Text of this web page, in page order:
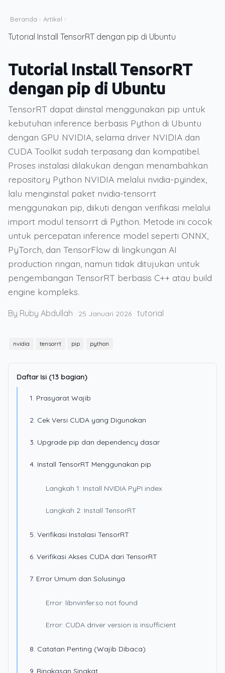
Beranda › Artikel ›
Tutorial Install TensorRT dengan pip di Ubuntu
Tutorial Install TensorRT
dengan pip di Ubuntu
TensorRT dapat diinstal menggunakan pip untuk
kebutuhan inference berbasis Python di Ubuntu
dengan GPU NVIDIA, selama driver NVIDIA dan
CUDA Toolkit sudah terpasang dan kompatibel.
Proses instalasi dilakukan dengan menambahkan
repository Python NVIDIA melalui nvidia-pyindex,
lalu menginstal paket nvidia-tensorrt
menggunakan pip, diikuti dengan verifikasi melalui
import modul tensorrt di Python. Metode ini cocok
untuk percepatan inference model seperti ONNX,
PyTorch, dan TensorFlow di lingkungan AI
production ringan, namun tidak ditujukan untuk
pengembangan TensorRT berbasis C++ atau build
engine kompleks.
By Ruby Abdullah · 25 Januari 2026 · tutorial
nvidia tensorrt pip python
Daftar Isi (13 bagian)
1. Prasyarat Wajib
2. Cek Versi CUDA yang Digunakan
3. Upgrade pip dan dependency dasar
4. Install TensorRT Menggunakan pip
Langkah 1: Install NVIDIA PyPI index
Langkah 2: Install TensorRT
5. Verifikasi Instalasi TensorRT
6. Verifikasi Akses CUDA dari TensorRT
7. Error Umum dan Solusinya
Error: libnvinfer.so not found
Error: CUDA driver version is insufficient
8. Catatan Penting (Wajib Dibaca)
9. Ringkasan Singkat